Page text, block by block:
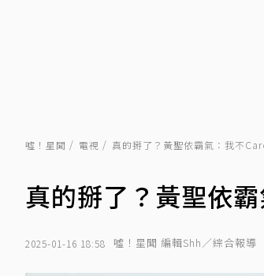
噓！星聞 電視 真的掰了？黃聖依霸氣：我不
真的掰了？黃聖依
2025-01-16 18:58 噓！星聞 編輯Shh／綜合報導